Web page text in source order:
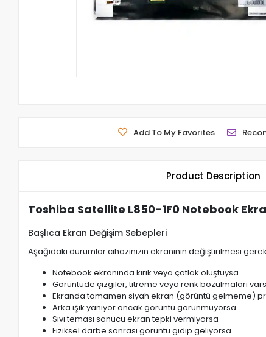
Add To My Favorites
Product Description
Toshiba Satellite L850-1F0 Notebook
Başlıca Ekran Değişim Sebepleri
Aşağıdaki durumlar cihazınızın ekranının değiştirilmesi
Notebook ekranında kırık veya çatlak oluştuysa
Görüntüde çizgiler, titreme veya renk bozulmaları
Ekranda tamamen siyah ekran (görüntü gelmeme)
Arka ışık yanıyor ancak görüntü görünmüyorsa
Sıvı teması sonucu ekran tepki vermiyorsa
Fiziksel darbe sonrası görüntü gidip geliyorsa